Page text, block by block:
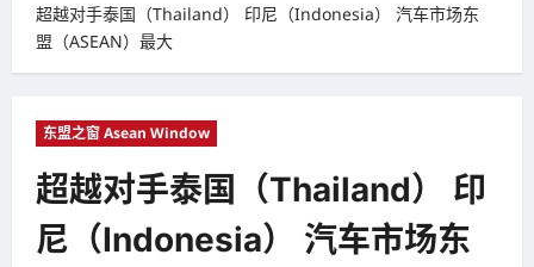
超越对手泰国（Thailand） 印尼（Indonesia） 汽车市场东
盟（ASEAN）最大
东盟之窗 Asean Window
超越对手泰国（Thailand） 印
尼（Indonesia） 汽车市场东